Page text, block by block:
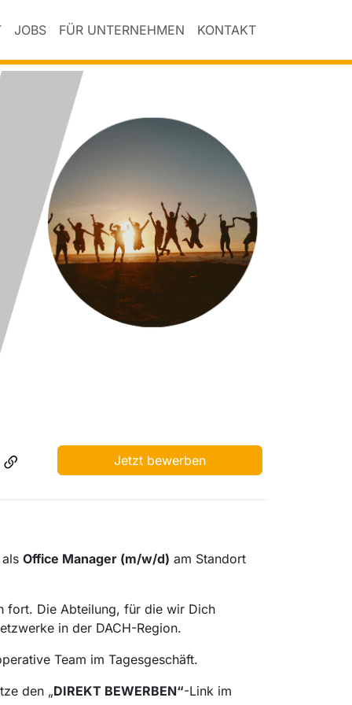
JOBS FÜR UNTERNEHMEN KONTAKT
Jetzt bewerben
Office Manager (m/w/d) am Standort
fort. Die Abteilung, für die wir Dich
in der DACH-Region.
Team im Tagesgeschäft.
den „DIREKT BEWERBEN“-Link im